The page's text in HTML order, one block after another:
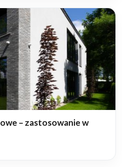
– zastosowanie w